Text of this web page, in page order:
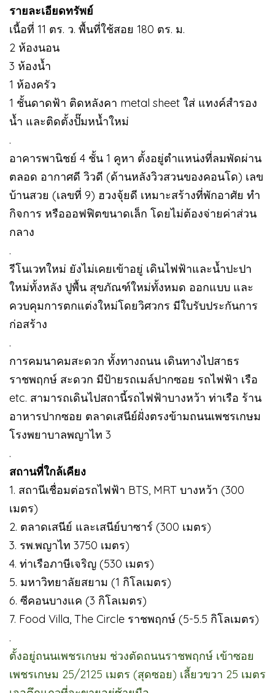
รายละเอียดทรัพย์
เนื้อที่ 11 ตร. ว. พื้นที่ใช้สอย 180 ตร. ม.
2 ห้องนอน
3 ห้องน้ำ
1 ห้องครัว
1 ชั้นดาดฟ้า ติดหลังคา metal sheet ใส่ แทงค์สำรอง
น้ำ และติดตั้งปั๊มหน้ำใหม่
.
อาคารพานิชย์ 4 ชั้น 1 คูหา ตั้งอยู่ตำแหน่งที่ลมพัดผ่าน
ตลอด อากาศดี วิวดี (ด้านหลังวิวสวนของคอนโด) เลข
บ้านสวย (เลขที่ 9) ฮวงจุ้ยดี เหมาะสร้างที่พักอาศัย ทำ
กิจการ หรือออฟฟิตขนาดเล็ก โดยไม่ต้องจ่ายค่าส่วน
กลาง
.
รีโนเวทใหม่ ยังไม่เคยเข้าอยู่ เดินไฟฟ้าและน้ำปะปา
ใหม่ทั้งหลัง ปูพื้น สุขภัณฑ์ใหม่ทั้งหมด ออกแบบ และ
ควบคุมการตกแต่งใหม่โดยวิศวกร มีใบรับประกันการ
ก่อสร้าง
.
การคมนาคมสะดวก ทั้งทางถนน เดินทางไปสาธร
ราชพฤกษ์ สะดวก มีป้ายรถเมล์ปากซอย รถไฟฟ้า เรือ
etc. สามารถเดินไปสถานี้รถไฟฟ้าบางหว้า ท่าเรือ ร้าน
อาหารปากซอย ตลาดเสนีย์ฝั่งตรงข้ามถนนเพชรเกษม
โรงพยาบาลพญาไท 3
.
สถานที่ใกล้เคียง
1. สถานีเชื่อมต่อรถไฟฟ้า BTS, MRT บางหว้า (300
เมตร)
2. ตลาดเสนีย์ และเสนีย์บาซาร์ (300 เมตร)
3. รพ.พญาไท 3750 เมตร)
4. ท่าเรือภาษีเจริญ (530 เมตร)
5. มหาวิทยาลัยสยาม (1 กิโลเมตร)
6. ซีคอนบางแค (3 กิโลเมตร)
7. Food Villa, The Circle ราชพฤกษ์ (5-5.5 กิโลเมตร)
.
ตั้งอยู่ถนนเพชรเกษม ช่วงตัดถนนราชพฤกษ์ เข้าซอย
เพชรเกษม 25/2125 เมตร (สุดซอย) เลี้ยวขวา 25 เมตร